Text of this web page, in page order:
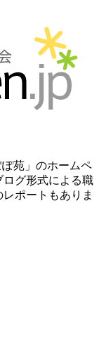
苑」のホームペ
グ形式による職
ポートもありま